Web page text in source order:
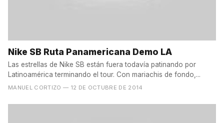
Nike SB Ruta Panamericana Demo LA
Las estrellas de Nike SB están fuera todavía patinando por
Latinoamérica terminando el tour. Con mariachis de fondo,...
MANUEL CORTIZO — 12 DE OCTUBRE DE 2014